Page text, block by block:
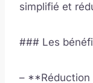
simplifié et
### Les
– **Réduction